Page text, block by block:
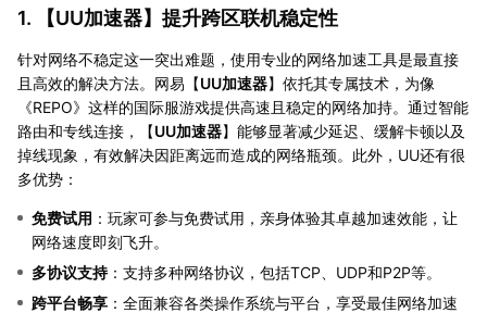
1. 【UU加速器】提升跨区联机稳定性
针对网络不稳定这一突出难题，使用专业的网络加速工具是最直接
且高效的解决方法。网易【UU加速器】依托其专属技术，为像
《REPO》这样的国际服游戏提供高速且稳定的网络加持。通过智能
路由和专线连接，【UU加速器】能够显著减少延迟、缓解卡顿以及
掉线现象，有效解决因距离远而造成的网络瓶颈。此外，UU还有很
多优势：
免费试用 ：玩家可参与免费试用，亲身体验其卓越加速效能，让
网络速度即刻飞升。
多协议支持：支持多种网络协议，包括TCP、UDP和P2P等。
跨平台畅享 ：全面兼容各类操作系统与平台，享受最佳网络加速